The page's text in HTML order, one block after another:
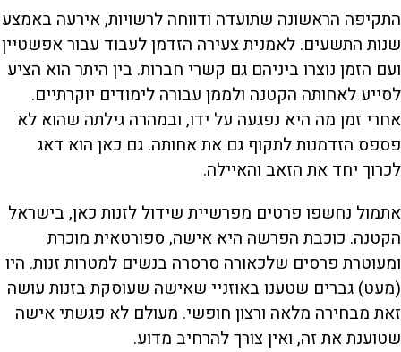
התקיפה הראשונה שתועדה ודווחה לרשויות, אירעה באמצע
שנות התשעים. לאמנית צעירה הזדמן לעבוד עבור אפשטיין
ועם הזמן נוצרו ביניהם גם קשרי חברות. בין היתר הוא הציע
לסייע לאחותה הקטנה ולממן עבורה לימודים יוקרתיים.
אחרי זמן מה היא נפגעה על ידו, ובמהרה גילתה שהוא לא
פספס הזדמנות לתקוף גם את אחותה. גם כאן הוא דאג
לכרוך יחד את הזאב והאיילה.
אתמול נחשפו פרטים מפרשיית שידול לזנות כאן, בישראל
הקטנה. כוכבת הפרשה היא אישה, ספורטאית מוכרת
ומעוטרת פרסים שלכאורה סרסרה בנשים למטרות זנות. היו
(מעט) גברים שטענו באוזניי שאישה שעוסקת בזנות עושה
זאת מבחירה מלאה ורצון חופשי. מעולם לא פגשתי אישה
שטוענת את זה, ואין צורך להרחיב מדוע.